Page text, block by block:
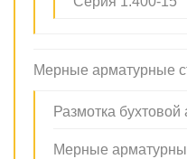
Мерные арматурные
Размотка
Мерные